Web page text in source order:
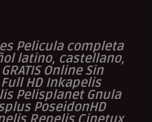
Pelicula completa
latino, castellano,
Online Sin
HD Inkapelis
Pelisplanet Gnula
PoseidonHD